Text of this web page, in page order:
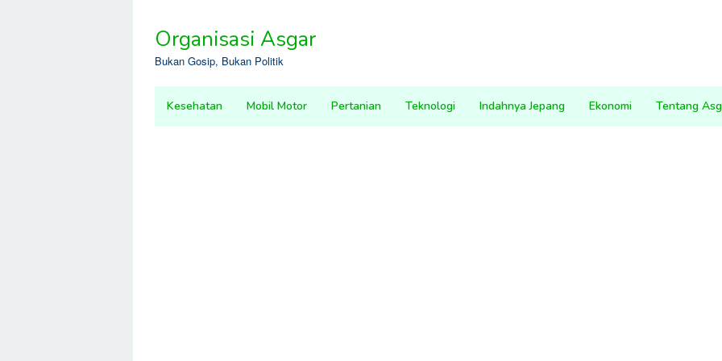
contentOrganisasi Asgar
Bukan Gosip, Bukan Politik
Kesehatan Mobil Motor Pertanian Teknologi Indahnya Jepang Ekonomi Tentang